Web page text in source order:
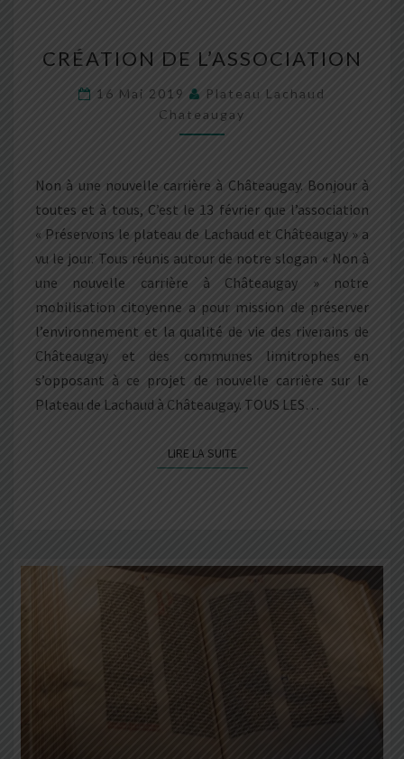
DE
L’ASSOCIATION
CRÉATION DE L’ASSOCIATION
16 Mai 2019
Plateau Lachaud
Chateaugay
Non à une nouvelle carrière à Châteaugay. Bonjour à
toutes et à tous, C’est le 13 février que l’association
« Préservons le plateau de Lachaud et Châteaugay » a
vu le jour. Tous réunis autour de notre slogan « Non à
une nouvelle carrière à Châteaugay » notre
mobilisation citoyenne a pour mission de préserver
l’environnement et la qualité de vie des riverains de
Châteaugay et des communes limitrophes en
s’opposant à ce projet de nouvelle carrière sur le
Plateau de Lachaud à Châteaugay. TOUS LES…
LIRE LA SUITELIRE LA SUITE